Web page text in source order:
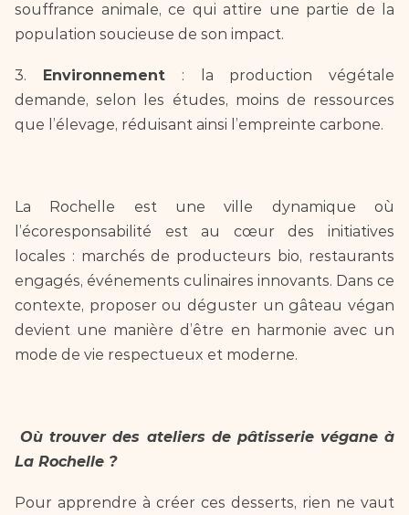
souffrance animale, ce qui attire une partie de la
population soucieuse de son impact.
3. Environnement : la production végétale
demande, selon les études, moins de ressources
que l’élevage, réduisant ainsi l’empreinte carbone.
La Rochelle est une ville dynamique où
l’écoresponsabilité est au cœur des initiatives
locales : marchés de producteurs bio, restaurants
engagés, événements culinaires innovants. Dans ce
contexte, proposer ou déguster un gâteau végan
devient une manière d’être en harmonie avec un
mode de vie respectueux et moderne.
Où trouver des ateliers de pâtisserie végane à
La Rochelle ?
Pour apprendre à créer ces desserts, rien ne vaut